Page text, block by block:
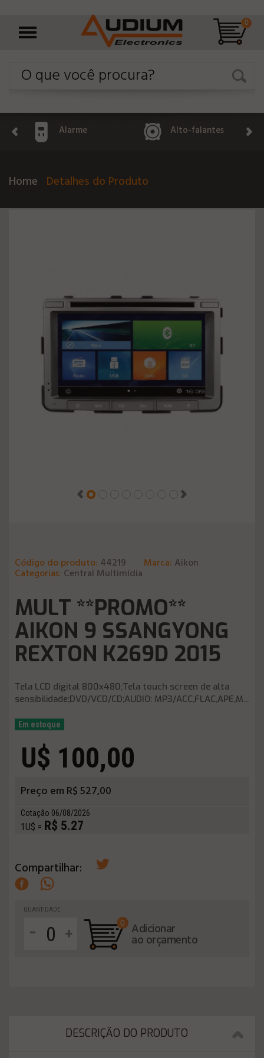
0
Alarme Alto-falantes
Home Detalhes do Produto
Código do produto: 44219 Marca: Aikon
Categorias: Central Multimídia
MULT **PROMO**
AIKON 9 SSANGYONG
REXTON K269D 2015
Tela LCD digital 800x480;Tela touch screen de alta
sensibilidade;DVD/VCD/CD;AUDIO: MP3/ACC,FLAC,APE,M...
Em estoque
U$ 100,00
Preço em R$ 527,00
Cotação 06/08/2026
1U$ = R$ 5.27
Compartilhar:
QUANTIDADE
- +
0 Adicionar
ao orçamento
DESCRIÇÄO DO PRODUTO